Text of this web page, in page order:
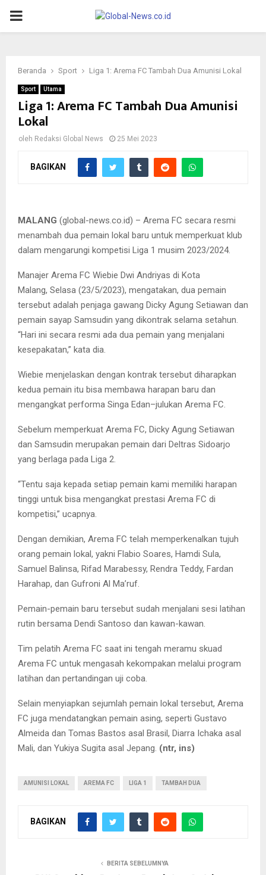
PRIMARY
Beranda Sport Liga 1: Arema FC Tambah Dua Amunisi Lokal
Sport Utama
Liga 1: Arema FC Tambah Dua Amunisi
Lokal
oleh Redaksi Global News 25 Mei 2023
BAGIKAN
MALANG (global-news.co.id) – Arema FC secara resmi
menambah dua pemain lokal baru untuk memperkuat klub
dalam mengarungi kompetisi Liga 1 musim 2023/2024.
Manajer Arema FC Wiebie Dwi Andriyas di Kota
Malang, Selasa (23/5/2023), mengatakan, dua pemain
tersebut adalah penjaga gawang Dicky Agung Setiawan dan
pemain sayap Samsudin yang dikontrak selama setahun.
“Hari ini secara resmi ada dua pemain yang menjalani
kesepakatan,” kata dia.
Wiebie menjelaskan dengan kontrak tersebut diharapkan
kedua pemain itu bisa membawa harapan baru dan
mengangkat performa Singa Edan–julukan Arema FC.
Sebelum memperkuat Arema FC, Dicky Agung Setiawan
dan Samsudin merupakan pemain dari Deltras Sidoarjo
yang berlaga pada Liga 2.
“Tentu saja kepada setiap pemain kami memiliki harapan
tinggi untuk bisa mengangkat prestasi Arema FC di
kompetisi,” ucapnya.
Dengan demikian, Arema FC telah memperkenalkan tujuh
orang pemain lokal, yakni Flabio Soares, Hamdi Sula,
Samuel Balinsa, Rifad Marabessy, Rendra Teddy, Fardan
Harahap, dan Gufroni Al Ma’ruf.
Pemain-pemain baru tersebut sudah menjalani sesi latihan
rutin bersama Dendi Santoso dan kawan-kawan.
Tim pelatih Arema FC saat ini tengah meramu skuad
Arema FC untuk mengasah kekompakan melalui program
latihan dan pertandingan uji coba.
Selain menyiapkan sejumlah pemain lokal tersebut, Arema
FC juga mendatangkan pemain asing, seperti Gustavo
Almeida dan Tomas Bastos asal Brasil, Diarra Ichaka asal
Mali, dan Yukiya Sugita asal Jepang. (ntr, ins)
AMUNISI LOKAL AREMA FC LIGA 1 TAMBAH DUA
BAGIKAN
BERITA SEBELUMNYA